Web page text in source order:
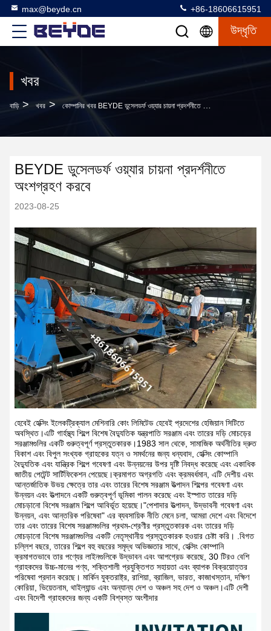
max@beyde.cn +86-18606615951
উদ্ধৃতি
খবর
বাড়ি > খবর > কোম্পানির খবর BEYDE ডুসেলডর্ফ ওয়্যার চায়না প্রদর্শনীতে অংশগ্রহণ করবে
BEYDE ডুসেলডর্ফ ওয়্যার চায়না প্রদর্শনীতে
অংশগ্রহণ করবে
2023-08-25
হেবেই হেক্সিং ইলেকট্রিক্যাল মেশিনারি কোং লিমিটেড হেবেই প্রদেশের হেজিয়ান সিটিতে
অবস্থিত।এটি গার্হস্থ্য শিল্পে বিশেষ বৈদ্যুতিক যন্ত্রপাতি সরঞ্জাম এবং তারের দড়ি মোচড়ের
সরঞ্জামগুলির একটি গুরুত্বপূর্ণ প্রস্তুতকারক।1983 সাল থেকে, সামাজিক অর্থনীতির দ্রুত
বিকাশ এবং বিপুল সংখ্যক গ্রাহকের যত্ন ও সমর্থনের জন্য ধন্যবাদ, হেক্সিং কোম্পানি
বৈদ্যুতিক এবং যান্ত্রিক শিল্পে গবেষণা এবং উন্নয়নের উপর দৃষ্টি নিবদ্ধ করেছে এবং একাধিক
জাতীয় পেটেন্ট সার্টিফিকেশন পেয়েছে।ক্রমাগত অগ্রগতি এবং ক্রমবর্ধমান, এটি দেশীয় এবং
আন্তর্জাতিক উভয় ক্ষেত্রে তার এবং তারের বিশেষ সরঞ্জাম উত্পাদন শিল্পের গবেষণা এবং
উন্নয়ন এবং উত্পাদনে একটি গুরুত্বপূর্ণ ভূমিকা পালন করেছে এবং ইস্পাত তারের দড়ি
মোচড়ানো বিশেষ সরঞ্জাম শিল্পে আবির্ভূত হয়েছে।"পেশাদার উত্পাদন, উদ্ভাবনী গবেষণা এবং
উন্নয়ন, এবং আন্তরিক পরিষেবা" এর ব্যবসায়িক নীতি মেনে চলা, আমরা দেশে এবং বিদেশে
তার এবং তারের বিশেষ সরঞ্জামগুলির প্রথম-শ্রেণীর প্রস্তুতকারক এবং তারের দড়ি
মোচড়ানো বিশেষ সরঞ্জামগুলির একটি নেতৃস্থানীয় প্রস্তুতকারক হওয়ার চেষ্টা করি। .বিগত
চল্লিশ বছরে, তারের শিল্পে বহু বছরের সমৃদ্ধ অভিজ্ঞতার সাথে, হেক্সিং কোম্পানি
ক্রমাগতভাবে তার পণ্যের লাইনগুলিকে উদ্ভাবন এবং আপগ্রেড করেছে, 30 টিরও বেশি
গ্রাহকদের উচ্চ-মানের পণ্য, শক্তিশালী প্রযুক্তিগত সহায়তা এবং ব্যাপক বিক্রয়োত্তর
পরিষেবা প্রদান করেছে। মার্কিন যুক্তরাষ্ট্র, রাশিয়া, ব্রাজিল, ভারত, কাজাখস্তান, দক্ষিণ
কোরিয়া, ভিয়েতনাম, থাইল্যান্ড এবং অন্যান্য দেশ ও অঞ্চল সহ দেশ ও অঞ্চল।এটি দেশী
এবং বিদেশী গ্রাহকদের জন্য একটি বিশ্বস্ত অংশীদার